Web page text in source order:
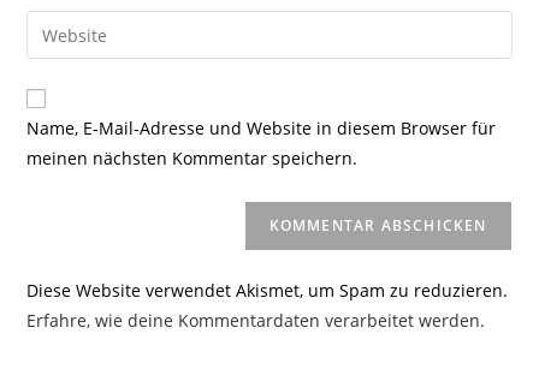
zum
Kommentieren
ein
E-
Mail-
zum
Kommentieren
ein
Gib
deine
Website-
URL
Name, E-Mail-Adresse und Website in diesem Browser für
meinen nächsten Kommentar speichern.
Diese Website verwendet Akismet, um Spam zu reduzieren.
Erfahre, wie deine Kommentardaten verarbeitet werden.